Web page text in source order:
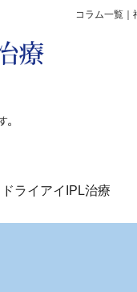
コラム一覧｜
ドライアイIPL治療